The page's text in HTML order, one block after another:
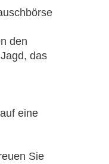
den
das
eine
Sie